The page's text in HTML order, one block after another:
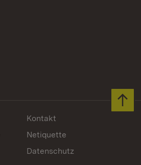
Kontakt
Netiquette
Datenschutz